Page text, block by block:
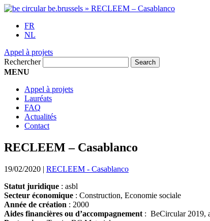
FR
NL
Appel à projets
Rechercher
MENU
Appel à projets
Lauréats
FAQ
Actualités
Contact
RECLEEM – Casablanco
19/02/2020 | RECLEEM - Casablanco
Statut juridique : asbl
Secteur économique : Construction, Economie sociale
Année de création : 2000
Aides financières ou d’accompagnement : BeCircular 2019,